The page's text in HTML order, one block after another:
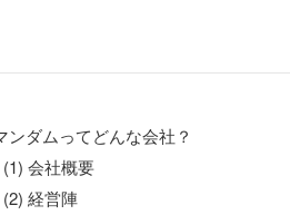
ンダムってどんな会社？
(1) 会社概要
(2) 経営陣